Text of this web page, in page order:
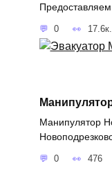
Предоставляем
0 17.6к.
Манипулятор
0 476